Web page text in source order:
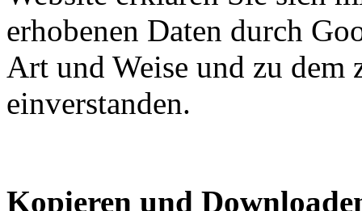
erhobenen Daten durch
Art und Weise und zu dem
einverstanden.
Kopieren und